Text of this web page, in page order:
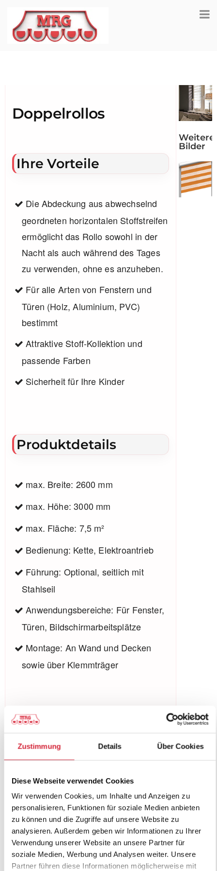
Zustimmung Details Über Cookies
Diese Webseite verwendet Cookies
Wir verwenden Cookies, um Inhalte und Anzeigen zu
personalisieren, Funktionen für soziale Medien anbieten
zu können und die Zugriffe auf unsere Website zu
analysieren. Außerdem geben wir Informationen zu Ihrer
Verwendung unserer Website an unsere Partner für
soziale Medien, Werbung und Analysen weiter. Unsere
Partner führen diese Informationen möglicherweise mit
Doppelrollos
Ihre Vorteile
Die Abdeckung aus abwechselnd
geordneten horizontalen Stoffstreifen
ermöglicht das Rollo sowohl in der
Nacht als auch während des Tages
zu verwenden, ohne es anzuheben.
Für alle Arten von Fenstern und
Türen (Holz, Aluminium, PVC)
bestimmt
Attraktive Stoff-Kollektion und
passende Farben
Sicherheit für Ihre Kinder
Produktdetails
max. Breite: 2600 mm
max. Höhe: 3000 mm
max. Fläche: 7,5 m²
Bedienung: Kette, Elektroantrieb
Führung: Optional, seitlich mit
Stahlseil
Anwendungsbereiche: Für Fenster,
Türen, Bildschirmarbeitsplätze
Montage: An Wand und Decken
sowie über Klemmträger
Produktbeschreibung
Doppelrollos bestehen aus
die angenehmen Sonnenstrahlen
hindurch, die zweite schützt intensiver.
Durch paralleles Verschieben erzielen
Sie einen optimalen
Weitere
Bilder